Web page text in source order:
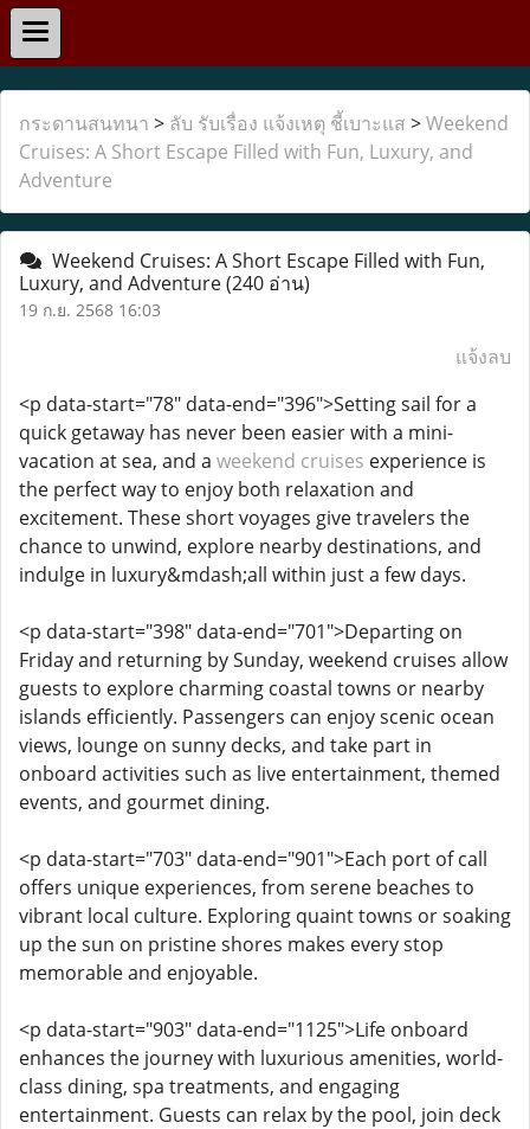
กระดานสนทนา > ลับ รับเรื่อง แจ้งเหตุ ชี้เบาะแส >Weekend
Cruises: A Short Escape Filled with Fun, Luxury, and
Adventure
Weekend Cruises: A Short Escape Filled with Fun,
Luxury, and Adventure(240 อ่าน)
19 ก.ย. 2568 16:03
แจ้งลบ
<p data-start="78" data-end="396">Setting sail for a
quick getaway has never been easier with a mini-
vacation at sea, and a weekend cruises experience is
the perfect way to enjoy both relaxation and
excitement. These short voyages give travelers the
chance to unwind, explore nearby destinations, and
indulge in luxury&mdash;all within just a few days.
<p data-start="398" data-end="701">Departing on
Friday and returning by Sunday, weekend cruises allow
guests to explore charming coastal towns or nearby
islands efficiently. Passengers can enjoy scenic ocean
views, lounge on sunny decks, and take part in
onboard activities such as live entertainment, themed
events, and gourmet dining.
<p data-start="703" data-end="901">Each port of call
offers unique experiences, from serene beaches to
vibrant local culture. Exploring quaint towns or soaking
up the sun on pristine shores makes every stop
memorable and enjoyable.
<p data-start="903" data-end="1125">Life onboard
enhances the journey with luxurious amenities, world-
class dining, spa treatments, and engaging
entertainment. Guests can relax by the pool, join deck